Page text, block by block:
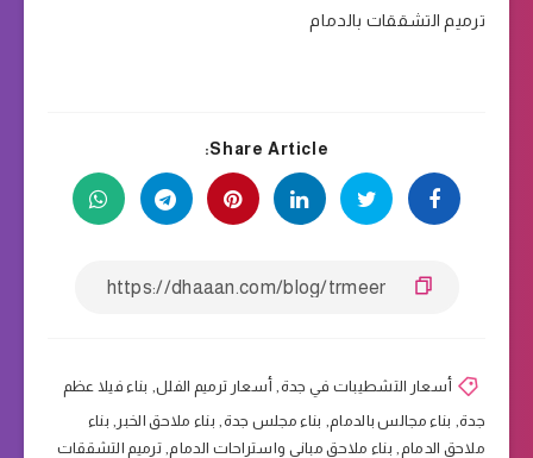
ترميم التشققات بالدمام
Share Article:
أسعار التشطيبات في جدة , أسعار ترميم الفلل, بناء فيلا عظم
جدة بناء مجالس بالدمام بناء مجلس جدة بناء ملاحق الخبر بناء
ملاحق الدمام
بناء ملاحق مباني واستراحات الدمام ترميم التشققات